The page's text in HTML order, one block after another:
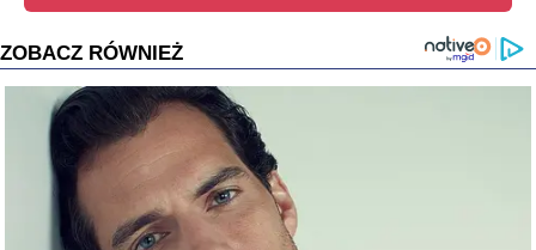
ZOBACZ RÓWNIEŻ